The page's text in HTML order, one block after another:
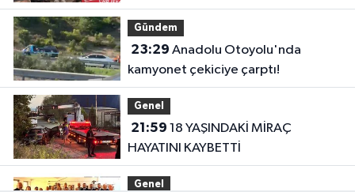
başaracağız
Gündem
23:29
kamyonet çekiciye çarptı!
Genel
21:59
HAYATINI KAYBETTİ
Genel